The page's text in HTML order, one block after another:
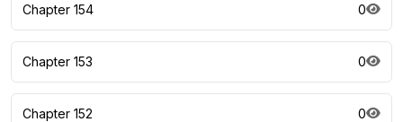
Chapter 154 0
Chapter 153 0
Chapter 152 0